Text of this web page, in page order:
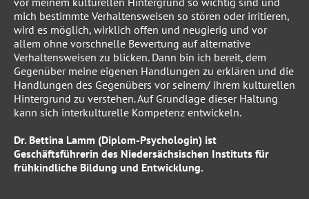
mich bestimmte Verhaltensweisen so stören oder irritieren,
wird es möglich, wirklich offen und neugierig und vor
allem ohne vorschnelle Bewertung auf alternative
Verhaltensweisen zu blicken. Dann bin ich bereit, dem
Gegenüber meine eigenen Handlungen zu erklären und die
Handlungen des Gegenübers vor seinem/ ihrem kulturellen
Hintergrund zu verstehen. Auf Grundlage dieser Haltung
kann sich interkulturelle Kompetenz entwickeln.
Dr. Bettina Lamm (Diplom-Psychologin) ist
Geschäftsführerin des Niedersächsischen Instituts für
frühkindliche Bildung und Entwicklung.